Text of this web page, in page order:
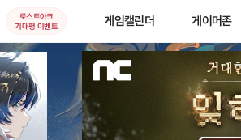
로스트아크
기대평 이벤트
게임캘린더 게이머존